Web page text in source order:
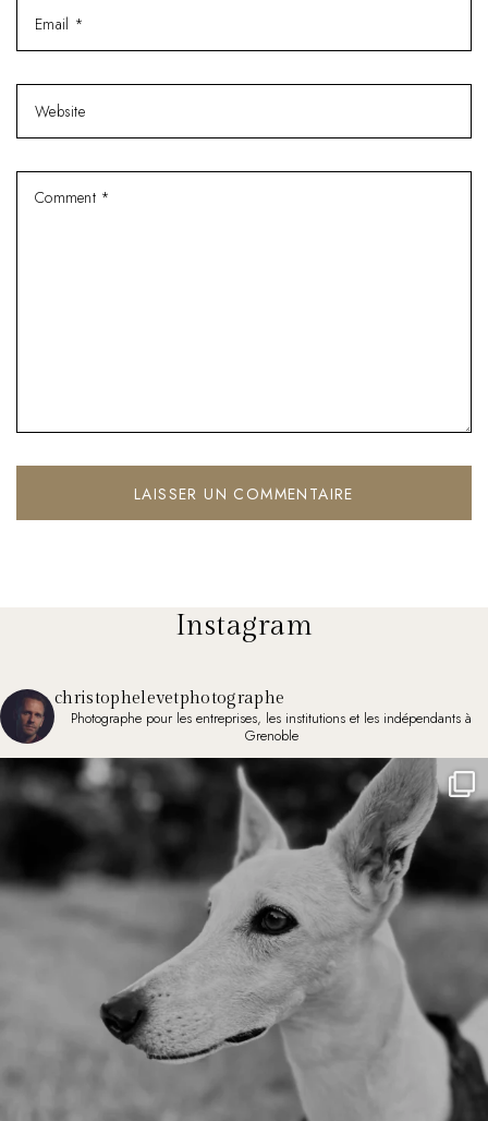
Instagram
christophelevetphotographe
Photographe pour les entreprises, les institutions et les indépendants à
Grenoble